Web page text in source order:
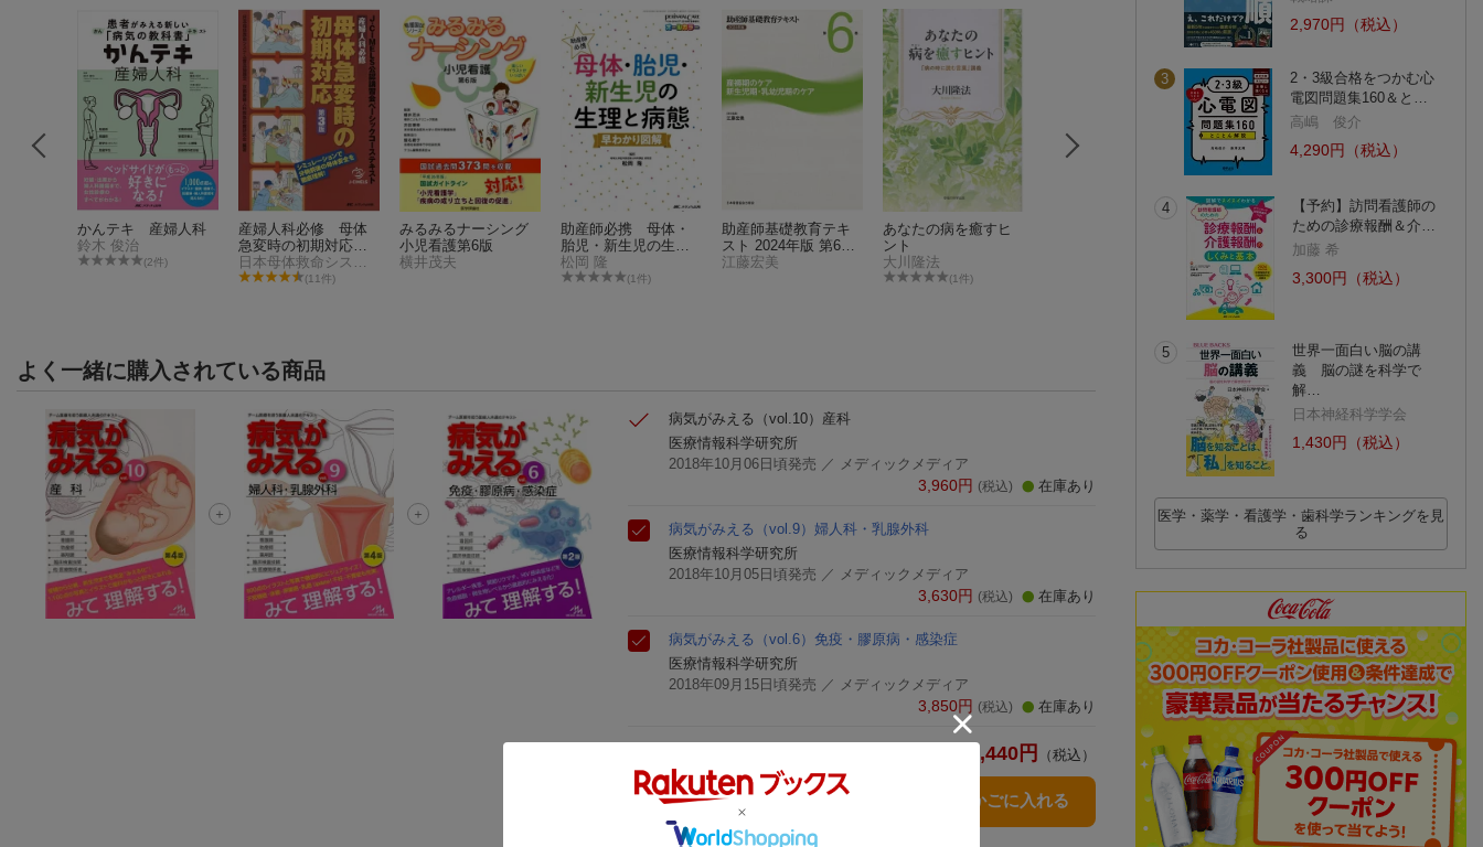
かんテキ 産婦人科
鈴木 俊治
(2件)
産婦人科必修 母体
急変時の初期対応
第3版
(11件)
みるみるナーシング
小児看護第6版
横井茂夫
助産師必携 母体・
胎児・新生児の生理
と病態 早わかり図
解
松岡 隆
(1件)
助産師基礎教育テキ
スト 2024年版 第6巻
産褥期のケア／新生
江藤宏美
あなたの病を癒すヒ
ント
大川隆法
(1件)
血液型でわかる病気
とケガのリスク
深瀬 浩一
きれいになりた
よく一緒に購入されている商品
病気がみえる（vol.10） 産科
医療情報科学研究所
2018年10月06日頃発売 ／ メディックメディア
3,960円 (税込) 在庫あり
病気がみえる（vol.9） 婦人科・乳腺外科
医療情報科学研究所
2018年10月05日頃発売 ／ メディックメディア
3,630円 (税込) 在庫あり
病気がみえる（vol.6） 免疫・膠原病・感染症
医療情報科学研究所
2018年09月15日頃発売 ／ メディックメディア
3,850円 (税込) 在庫あり
11,440 円 （税込）
3点とも買い物かごに入れる
2,970円（税込）
3
2・3級合格をつかむ心
電図問題集160＆と…
高嶋 俊介
4,290円（税込）
4
【予約】訪問看護師の
ための診療報酬＆介…
加藤 希
3,300円（税込）
5
世界一面白い脳の講
義 脳の謎を科学で
解…
日本神経科学学会
1,430円（税込）
医学・薬学・看護学・歯科学ランキングを見
る